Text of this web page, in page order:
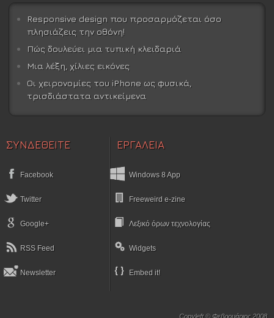
Responsive design που προσαρμόζεται όσο
πλησιάζεις την οθόνη!
Πώς δουλεύει μια τυπική κλειδαριά
Μια λέξη, χίλιες εικόνες
Οι χειρονομίες του iPhone ως φυσικά,
τρισδιάστατα αντικείμενα
ΣΥΝΔΕΘΕΙΤΕ
Facebook
Twitter
Google+
RSS Feed
Newsletter
ΕΡΓΑΛΕΙΑ
Windows 8 App
Freeweird e-zine
Λεξικό όρων τεχνολογίας
Widgets
Embed it!
Copyleft © Φεβρουάριος 2008